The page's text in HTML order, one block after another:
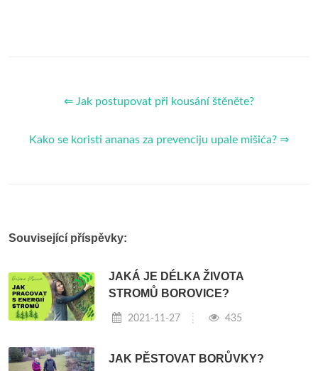
⇐ Jak postupovat při kousání štěněte?
Kako se koristi ananas za prevenciju upale mišića? ⇒
Související příspěvky:
JAKÁ JE DÉLKA ŽIVOTA
STROMŮ BOROVICE?
2021-11-27 435
JAK PĚSTOVAT BORŮVKY?